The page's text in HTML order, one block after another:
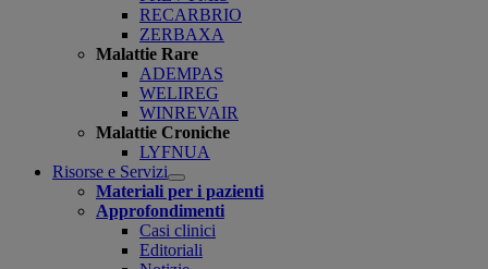
RECARBRIO
ZERBAXA
Malattie Rare
ADEMPAS
WELIREG
WINREVAIR
Malattie Croniche
LYFNUA
Risorse e Servizi
Open
submenu
Materiali per i pazienti
Approfondimenti
Casi clinici
Editoriali